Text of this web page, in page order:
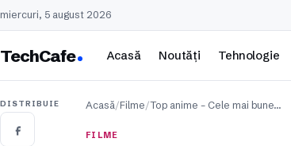
miercuri, 5 august 2026
TechCafe Acasă Noutăți Tehnologie
DISTRIBUIE Acasă/Filme/Top anime – Cele mai bune…
FILME